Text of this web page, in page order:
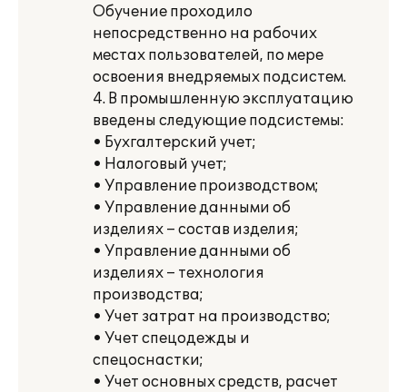
Обучение проходило
непосредственно на рабочих
местах пользователей, по мере
освоения внедряемых подсистем.
4. В промышленную эксплуатацию
введены следующие подсистемы:
• Бухгалтерский учет;
• Налоговый учет;
• Управление производством;
• Управление данными об
изделиях – состав изделия;
• Управление данными об
изделиях – технология
производства;
• Учет затрат на производство;
• Учет спецодежды и
спецоснастки;
• Учет основных средств, расчет